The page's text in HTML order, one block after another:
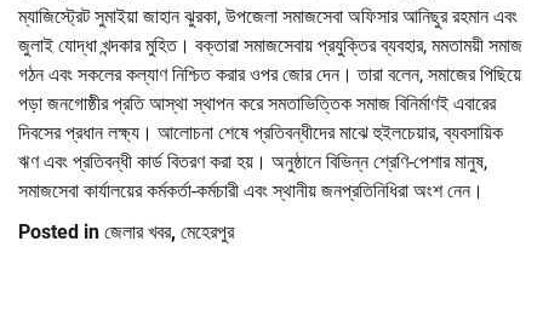
ম্যাজিস্ট্রেট সুমাইয়া জাহান ঝুরকা, উপজেলা সমাজসেবা অফিসার আনিছুর রহমান এবং
জুলাই যোদ্ধা খন্দকার মুহিত। বক্তারা সমাজসেবায় প্রযুক্তির ব্যবহার, মমতাময়ী সমাজ
গঠন এবং সকলের কল্যাণ নিশ্চিত করার ওপর জোর দেন। তারা বলেন, সমাজের পিছিয়ে
পড়া জনগোষ্ঠীর প্রতি আস্থা স্থাপন করে সমতাভিত্তিক সমাজ বিনির্মাণই এবারের
দিবসের প্রধান লক্ষ্য। আলোচনা শেষে প্রতিবন্ধীদের মাঝে হুইলচেয়ার, ব্যবসায়িক
ঋণ এবং প্রতিবন্ধী কার্ড বিতরণ করা হয়। অনুষ্ঠানে বিভিন্ন শ্রেণি-পেশার মানুষ,
সমাজসেবা কার্যালয়ের কর্মকর্তা-কর্মচারী এবং স্থানীয় জনপ্রতিনিধিরা অংশ নেন।
Posted in জেলার খবর, মেহেরপুর